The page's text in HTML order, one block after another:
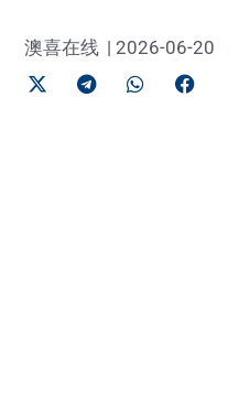
澳喜在线 | 2026-06-20